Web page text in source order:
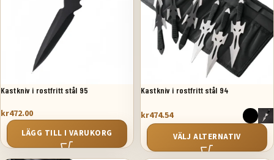
Kastkniv i rostfritt stål 95
kr472.00
LÄGG TILL I VARUKORG
Kastkniv i rostfritt stål 94
kr474.54
VÄLJ ALTERNATIV